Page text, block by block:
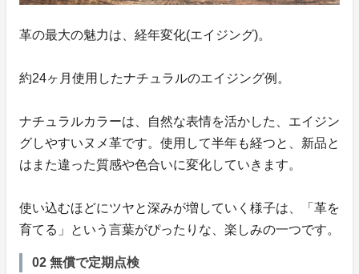
革の最大の魅力は、経年変化(エイジング)。
約24ヶ月使用したナチュラルのエイジング例。
ナチュラルカラーは、自然な表情を活かした、エイジン
グしやすいヌメ革です。使用して半年も経つと、新品と
はまた違った質感や色合いに変化していきます。
使い込むほどにツヤと深みが増していく様子は、「革を
育てる」という言葉がぴったりな、楽しみの一つです。
02 無償で定期点検